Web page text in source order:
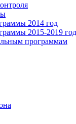
2014 год
2015-2019
программам